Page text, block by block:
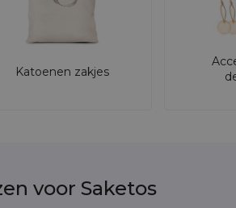
Katoenen zakjes
voor Saketos